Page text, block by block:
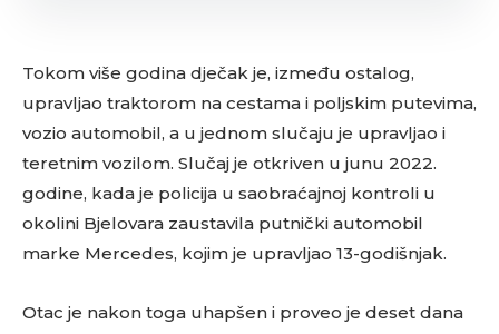
Tokom više godina dječak je, između ostalog,
upravljao traktorom na cestama i poljskim putevima,
vozio automobil, a u jednom slučaju je upravljao i
teretnim vozilom. Slučaj je otkriven u junu 2022.
godine, kada je policija u saobraćajnoj kontroli u
okolini Bjelovara zaustavila putnički automobil
marke Mercedes, kojim je upravljao 13-godišnjak.
Otac je nakon toga uhapšen i proveo je deset dana